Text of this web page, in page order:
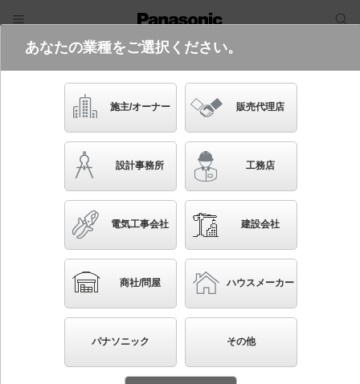
電気・建築設備（ビジネス）
フリーワード
品番・キーワード
かんたん照度計算
LGB15021AF
天井吊下型 LED（電球色） ダイニング用ペンダン
ト 直付タイプ LED電球交換型 白熱電球40形1灯器
あなたの業種をご選択ください。
施主/オーナー 販売代理店
設計事務所 工務店
電気工事会社 建設会社
商社/問屋 ハウスメーカー
パナソニック その他